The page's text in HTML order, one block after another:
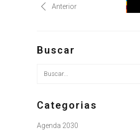
Anterior
Buscar
Busque:
Categorias
Agenda 2030